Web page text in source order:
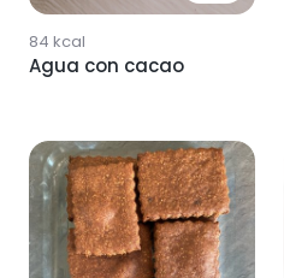
84 kcal
Agua con cacao